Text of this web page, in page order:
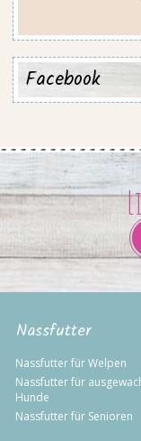
Facebook
Nassfutter
Nassfutter für Welpen
Nassfutter für
Hunde
Nassfutter für Senioren